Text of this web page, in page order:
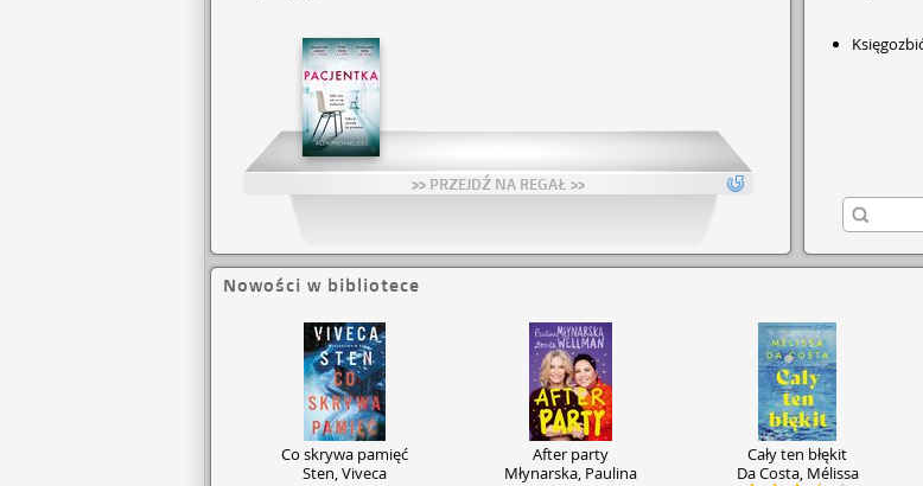
rowa­nych­ jest 8 209 czytelników mających do dyspozycji księgozbiory
woluminów. W placówkach tych wypożyczono w ub. roku 136 tys
Wypożyczanie książek jest zautomatyzowane. Wszystkie książki
kreskowe. Tradycyjne, papierowe karty czytelnicze w naszej
plastikowymi, które umożliwiają automatyczną identyfikację
Nowoczesna forma wypożyczania książek przyspiesza i ułatwia pracę.
Ostrowska Biblioteka Publiczna jako instytucja upowszechniania
związaną z gromadzeniem, opracowaniem i udostępnianiem
szeroką działalność kulturalną związaną z popularyzacją książki i
wystawy, konferencje, spotkania autorskie oraz konkursy.
znaleźć.
wizytówką miasta, kolejnym obiektem który nie tylko warto
trzeba przyjść i skorzystać z jednej wielu interesujących propozycji.
Brak pozycji
>> PRZEJDŹ NA REGAŁ >>
Nowości w bibliotece
Co skrywa pamięć
Sten, Viveca
After party
Młynarska, Paulina
Cały ten błękit
Da Costa, Mélissa